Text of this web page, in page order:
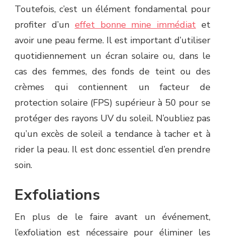
Toutefois, c’est un élément fondamental pour
profiter d’un effet bonne mine immédiat et
avoir une peau ferme. Il est important d’utiliser
quotidiennement un écran solaire ou, dans le
cas des femmes, des fonds de teint ou des
crèmes qui contiennent un facteur de
protection solaire (FPS) supérieur à 50 pour se
protéger des rayons UV du soleil. N’oubliez pas
qu’un excès de soleil a tendance à tacher et à
rider la peau. Il est donc essentiel d’en prendre
soin.
Exfoliations
En plus de le faire avant un événement,
l’exfoliation est nécessaire pour éliminer les